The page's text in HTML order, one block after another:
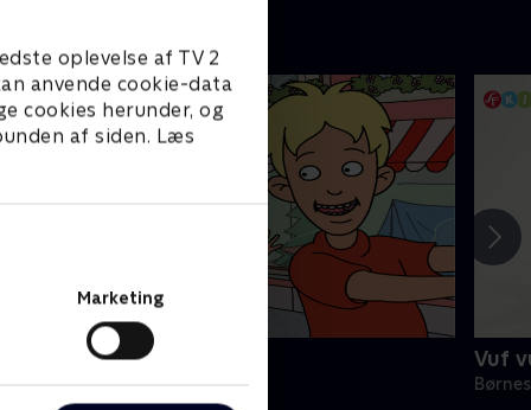
oplevelse af TV 2
anvende cookie-data
cookies herunder, og
af siden. Læs
Marketing
Sunes verden
• 1 sæsoner
Vuf